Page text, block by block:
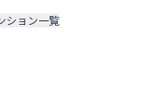
ション一覧